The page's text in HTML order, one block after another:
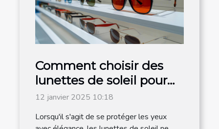
Comment choisir des
lunettes de soleil pour
hommes adaptées à
chaque style de vie
12 janvier 2025 10:18
Lorsqu'il s'agit de se protéger les yeux